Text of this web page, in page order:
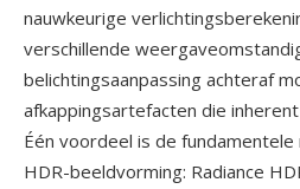
nauwkeurige
verschillende
belichtingsaanpassing achteraf
afkappingsartefacten die
Één voordeel is de
HDR-beeldvorming: Radiance